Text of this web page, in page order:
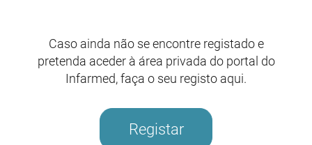
Caso ainda não se encontre registado e
pretenda aceder à área privada do portal do
Infarmed, faça o seu registo aqui.
Registar